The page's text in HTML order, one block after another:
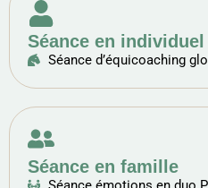
Séance en individuel
Séance d’équicoaching
Séance en famille